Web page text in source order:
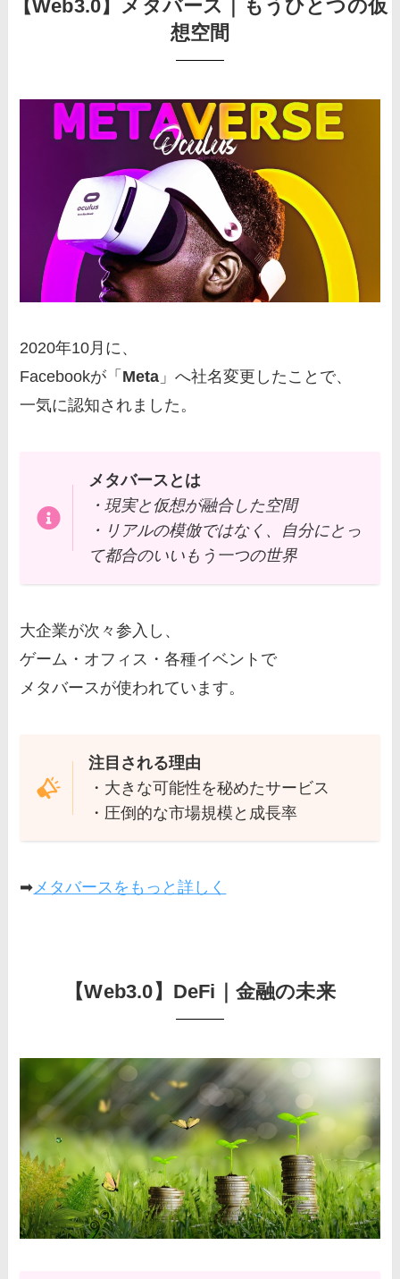
【Web3.0】メタバース｜もうひとつの仮
想空間
2020年10月に、
Facebookが「 Meta 」へ社名変更したことで、
一気に認知されました。
メタバースとは
・現実と仮想が融合した空間
・リアルの模倣ではなく、自分にとっ
て都合のいいもう一つの世界
大企業が次々参入し、
ゲーム・オフィス・各種イベントで
メタバースが使われています。
注目される理由
・大きな可能性を秘めたサービス
・圧倒的な市場規模と成長率
➡メタバースをもっと詳しく
【Web3.0】DeFi｜金融の未来